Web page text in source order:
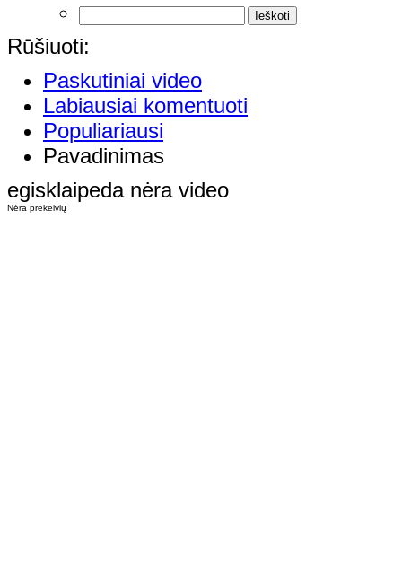
Rūšiuoti:
Paskutiniai video
Labiausiai komentuoti
Populiariausi
Pavadinimas
egisklaipeda nėra video
Nėra prekeivių